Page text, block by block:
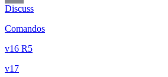
Email
Discuss
Comandos
v16 R5
v17